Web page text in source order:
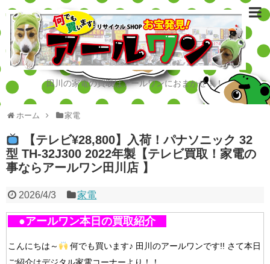
田川の家電の買取はアールワンにおまかせ！！
ホーム 家電
【テレビ¥28,800】入荷！パナソニック 32
型 TH-32J300 2022年製【テレビ買取！家電の
事ならアールワン田川店 】
2026/4/3 家電
●アールワン本日の買取紹介
こんにちは～ 何でも買います♪ 田川のアールワンです!! さて本日